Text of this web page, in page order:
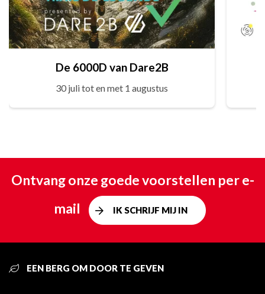
De 6000D van Dare2B
30 juli tot en met 1 augustus
Ontvang onze goede voorstellen per e-
mail
IK SCHRIJF MIJ IN
EEN BERG OM DOOR TE GEVEN